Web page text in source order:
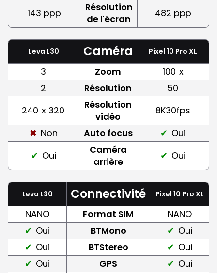
143 ppp
Résolution
de l'écran
482 ppp
Leva L30 Caméra Pixel 10 Pro XL
3 Zoom 100 x
2
Résolution
50
240 x 320
Résolution
vidéo
8K30fps
Non
Auto focus
Oui
Oui
Caméra
arrière
Oui
Leva L30 Connectivité Pixel 10 Pro XL
NANO Format SIM
NANO
Oui
BTMono
Oui
Oui
BTStereo
Oui
Oui
GPS
Oui